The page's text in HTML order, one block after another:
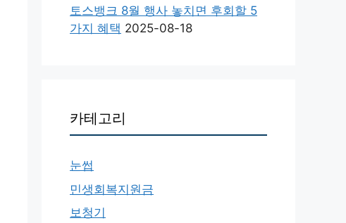
토스뱅크 8월 행사 놓치면 후회할 5
가지 혜택 2025-08-18
카테고리
눈썹
민생회복지원금
보청기